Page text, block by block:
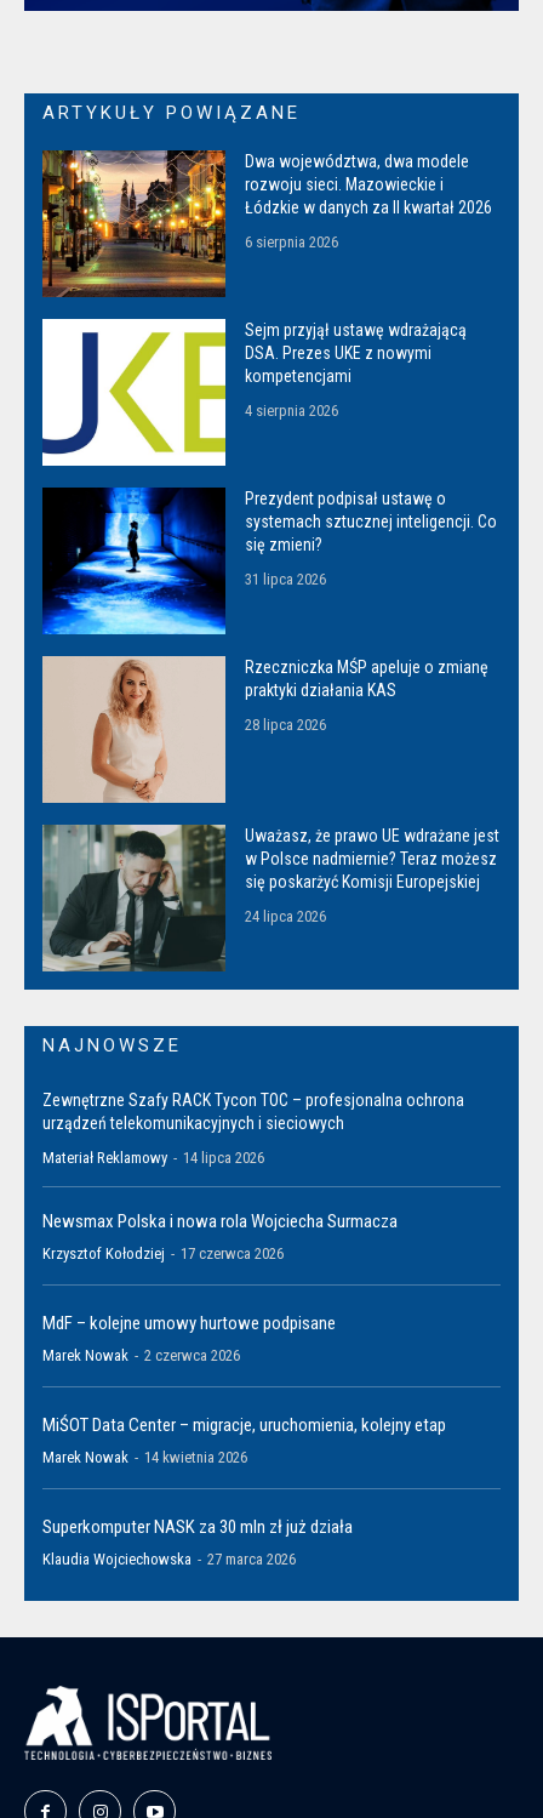
ARTYKUŁY POWIĄZANE
Dwa województwa, dwa modele
rozwoju sieci. Mazowieckie i
Łódzkie w danych za II kwartał 2026
6 sierpnia 2026
Sejm przyjął ustawę wdrażającą
DSA. Prezes UKE z nowymi
kompetencjami
4 sierpnia 2026
Prezydent podpisał ustawę o
systemach sztucznej inteligencji. Co
się zmieni?
31 lipca 2026
Rzeczniczka MŚP apeluje o zmianę
praktyki działania KAS
28 lipca 2026
Uważasz, że prawo UE wdrażane jest
w Polsce nadmiernie? Teraz możesz
się poskarżyć Komisji Europejskiej
24 lipca 2026
NAJNOWSZE
Zewnętrzne Szafy RACK Tycon TOC – profesjonalna ochrona
urządzeń telekomunikacyjnych i sieciowych
Materiał Reklamowy - 14 lipca 2026
Newsmax Polska i nowa rola Wojciecha Surmacza
Krzysztof Kołodziej - 17 czerwca 2026
MdF – kolejne umowy hurtowe podpisane
Marek Nowak - 2 czerwca 2026
MiŚOT Data Center – migracje, uruchomienia, kolejny etap
Marek Nowak - 14 kwietnia 2026
Superkomputer NASK za 30 mln zł już działa
Klaudia Wojciechowska - 27 marca 2026